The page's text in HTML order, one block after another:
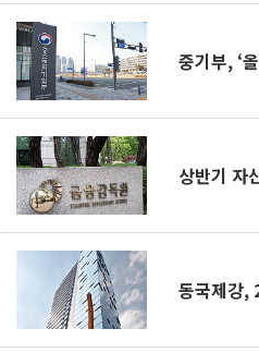
중기부, ‘
상반기 자
동국제강,